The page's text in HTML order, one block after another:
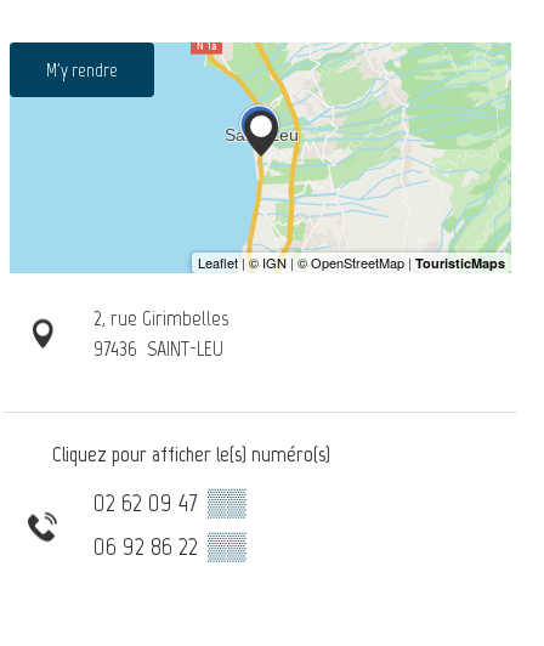
M'y rendre
2, rue Girimbelles
97436 SAINT-LEU
Cliquez pour afficher le(s) numéro(s)
02 62 09 47 ▒▒
06 92 86 22 ▒▒